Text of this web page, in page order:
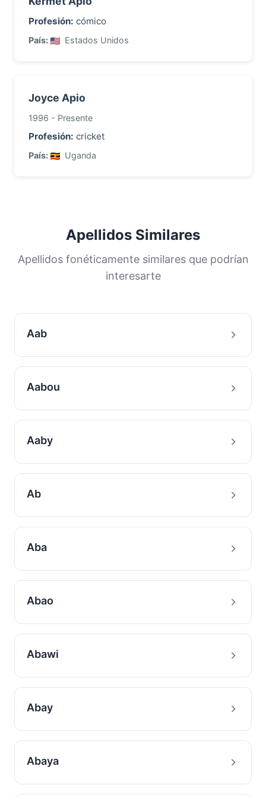
Profesión: cómico
País: Estados Unidos
Joyce Apio
1996 - Presente
Profesión: cricket
País: Uganda
Apellidos Similares
Apellidos fonéticamente similares que podrían
interesarte
Aab
Aabou
Aaby
Ab
Aba
Abao
Abawi
Abay
Abaya